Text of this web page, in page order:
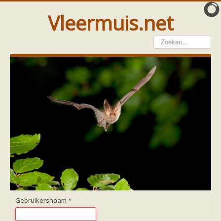
Vleermuis.net
Vleermuis gezien
Waarneming doorgeven
Wat doen wij met meldingen
Telinstructie
Waarnemingen doorgeven elders
Hulp
Vleermuis gevonden
Vanginstructie
Hulp per email
Hulp per provincie
Drenthe
Groningen
Home
Gebruikersnaam *